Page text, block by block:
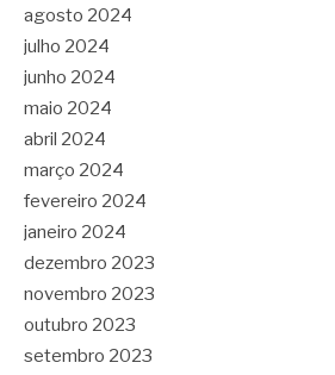
agosto 2024
julho 2024
junho 2024
maio 2024
abril 2024
março 2024
fevereiro 2024
janeiro 2024
dezembro 2023
novembro 2023
outubro 2023
setembro 2023